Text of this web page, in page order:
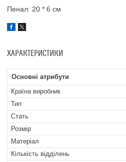
Пенал: 20 * 6 см
ХАРАКТЕРИСТИКИ
Основні атрибути
Країна виробник
Тип
Стать
Розмір
Матеріал
Кількість відділень